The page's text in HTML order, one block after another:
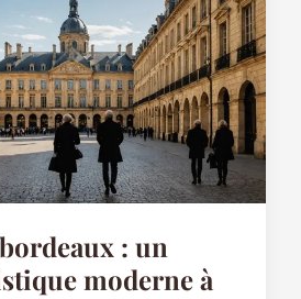
: un
moderne à